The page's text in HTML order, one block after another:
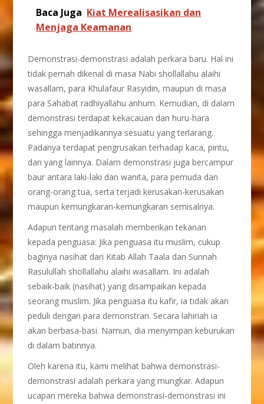
Baca Juga Kiat Merealisasikan dan
Menjaga Keamanan
Demonstrasi-demonstrasi adalah perkara baru. Hal ini
tidak pernah dikenal di masa Nabi shollallahu alaihi
wasallam, para Khulafaur Rasyidin, maupun di masa
para Sahabat radhiyallahu anhum. Kemudian, di dalam
demonstrasi terdapat kekacauan dan huru-hara
sehingga menjadikannya sesuatu yang terlarang.
Padanya terdapat pengrusakan terhadap kaca, pintu,
dan yang lainnya. Dalam demonstrasi juga bercampur
baur antara laki-laki dan wanita, para pemuda dan
orang-orang tua, serta terjadi kerusakan-kerusakan
maupun kemungkaran-kemungkaran semisalnya.
Adapun tentang masalah memberikan tekanan
kepada penguasa: Jika penguasa itu muslim, cukup
baginya nasihat dari Kitab Allah Taala dan Sunnah
Rasulullah shollallahu alaihi wasallam. Ini adalah
sebaik-baik (nasihat) yang disampaikan kepada
seorang muslim. Jika penguasa itu kafir, ia tidak akan
peduli dengan para demonstran. Secara lahiriah ia
akan berbasa-basi. Namun, dia menyimpan keburukan
di dalam batinnya.
Oleh karena itu, kami melihat bahwa demonstrasi-
demonstrasi adalah perkara yang mungkar. Adapun
ucapan mereka bahwa demonstrasi-demonstrasi ini